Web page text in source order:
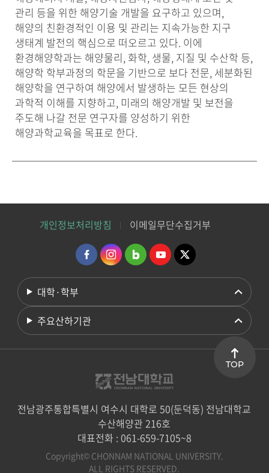
관리 등을 위한 해양기술 개발을 요구하고 있으며,
해양의 친환경적인 이용 및 관리는 지속가능한 지구
생태계 발전의 핵심으로 떠오르고 있다. 이에
환경해양학과는 해양물리, 화학, 생물, 지질 및 수산학 등,
해양학 학부과정의 학문을 기반으로 보다 전문, 세분화된
해양학을 연구하여 해양에서 발생하는 모든 현상의
과학적 이해를 지향하고, 미래의 해양개발 및 보전을
주도해 나갈 전문 연구자를 양성하기 위한
해양과학교육을 목표로 한다.
개인정보처리방침 이메일무단수집거부
대학·학부
주요산하기관
전남광주통합특별시 여수시 대학로 50(둔덕동) 전남대학교
수산해양관 216호
대표전화 : 061-659-7105~8
Copyright© CHONNAM NATIONAL UNIVERSITY.
ALL RIGHTS RESERVED.
TOP